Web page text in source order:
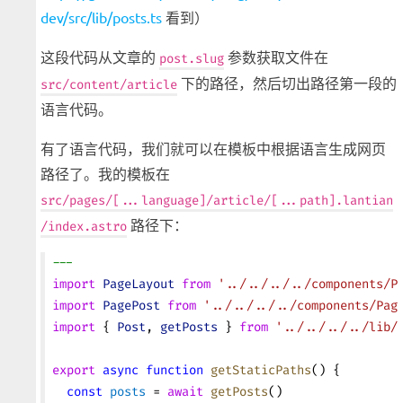
dev/src/lib/posts.ts 看到）
这段代码从文章的 post.slug 参数获取文件在
src/content/article 下的路径，然后切出路径第一段的
语言代码。
有了语言代码，我们就可以在模板中根据语言生成网页
路径了。我的模板在
src/pages/[...language]/article/[...path].lantian
/index.astro 路径下：
---
import PageLayout from '../../../../components/
import PagePost from '../../../../components/
import { Post , getPosts } from '../../../../lib/
export async function getStaticPaths() {
  const
posts = await getPosts()